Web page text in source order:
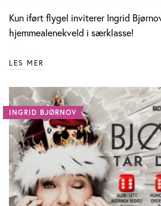
Kun iført flygel inviterer Ingrid
hjemmealenekveld i
LES MER
INGRID BJØRNOV